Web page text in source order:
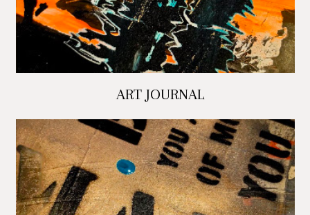
ART JOURNAL